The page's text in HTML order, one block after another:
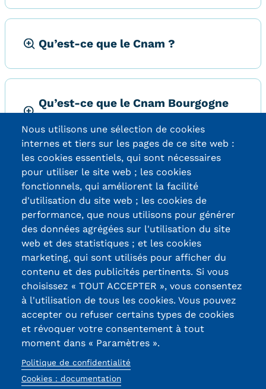
Revue de presse
Contact
Contacts services
Formations
Trouver votre formation
OFFRE EN BFC
OFFRE NATIONALE
Catalogue national
Équivalences, passerelles et
suites de parcours
Modalités d'enseignement
Formation en présentiel
Alternance
Enseignement à distance
Qu’est-ce que le Cnam ?
Qu’est-ce que le Cnam Bourgogne
13, Rue Ernest
Thierry-Mieg
90010 BELFORT
Cedex
03 84 58 33 10
Réseaux
Certifications /
Labels qualité
Nous utilisons une sélection de cookies
internes et tiers sur les pages de ce site web :
les cookies essentiels, qui sont nécessaires
pour utiliser le site web ; les cookies
fonctionnels, qui améliorent la facilité
d'utilisation du site web ; les cookies de
performance, que nous utilisons pour générer
des données agrégées sur l'utilisation du site
web et des statistiques ; et les cookies
marketing, qui sont utilisés pour afficher du
contenu et des publicités pertinents. Si vous
choisissez « TOUT ACCEPTER », vous consentez
à l'utilisation de tous les cookies. Vous pouvez
accepter ou refuser certains types de cookies
et révoquer votre consentement à tout
moment dans « Paramètres ».
Politique de confidentialité
Cookies : documentation